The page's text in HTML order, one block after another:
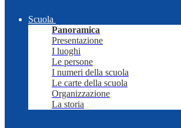
Scuola
Panoramica
Presentazione
I luoghi
Le persone
I numeri della scuola
Le carte della scuola
Organizzazione
La storia